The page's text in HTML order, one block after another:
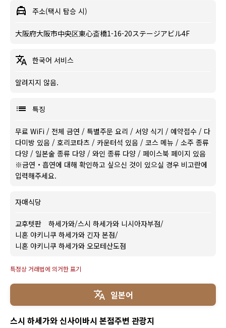
주소(택시 탑승 시)
大阪府大阪市中央区東心斎橋1-16-20ステージアビル4F
한국어 서비스
알려지지 않음.
특징
무료 WiFi / 전체 금연 / 특별주문 요리 / 서양 식기 / 예약접수 / 다
다미방 있음 / 호리코타츠 / 카운터석 있음 / 코스 메뉴 / 소주 종류
다양 / 일본술 종류 다양 / 와인 종류 다양 / 페이스북 페이지 있음
※금연・흡연에 대해 확인하고 싶으신 것이 있으실 경우 비고란에
입력해주세요.
자매식당
교후텟판 하세가와/스시 하세가와 니시아자부점/
니혼 야키니쿠 하세가와 긴자 본점/
니혼 야키니쿠 하세가와 오모테산도점
특정상 거래법에 의거한 표기
일본어
스시 하세가와 신사이바시 본점주변 관광지